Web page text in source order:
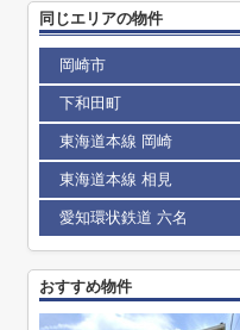
同じエリアの物件
岡崎市
下和田町
東海道本線 岡崎
東海道本線 相見
愛知環状鉄道 六名
おすすめ物件